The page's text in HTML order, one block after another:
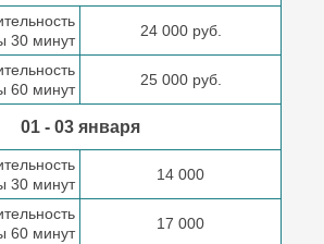
30 минут
24 000 руб.
60 минут
25 000 руб.
01 - 03 января
30 минут
14 000
60 минут
17 000